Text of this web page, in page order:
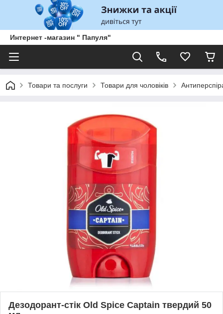
Интернет -магазин " Папуля"
Товари та послуги Товари для чоловіків
Дезодорант-стік Old Spice Captain твердий 50